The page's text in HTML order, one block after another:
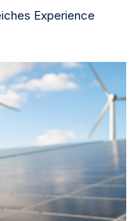
Experience